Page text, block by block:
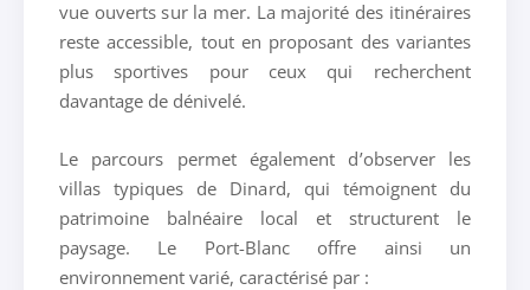
vue ouverts sur la mer. La majorité des itinéraires
reste accessible, tout en proposant des variantes
plus sportives pour ceux qui recherchent
davantage de dénivelé.
Le parcours permet également d’observer les
villas typiques de Dinard, qui témoignent du
patrimoine balnéaire local et structurent le
paysage. Le Port-Blanc offre ainsi un
environnement varié, caractérisé par :